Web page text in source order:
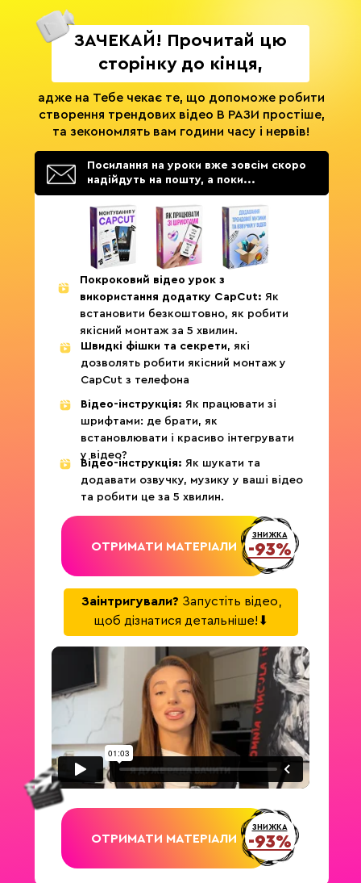
адже на Тебе чекає те, що допоможе робити
створення трендових відео В РАЗИ простіше,
та зекономлять вам години часу і нервів!
Посилання на уроки вже зовсім скоро
надійдуть на пошту, а поки...
ЗАЧЕКАЙ! Прочитай цю
сторінку до кінця,
Заінтригували? Запустіть відео,
щоб дізнатися детальніше!⬇
Відео-інструкція: Як працювати зі
шрифтами: де брати, як
встановлювати і красиво інтегрувати
у відео?
Відео-інструкція: Як шукати та
додавати озвучку, музику у ваші відео
та робити це за 5 хвилин.
Швидкі фішки та секрети, які
дозволять робити якісний монтаж у
CapCut з телефона
Покроковий відео урок з
використання додатку CapCut: Як
встановити безкоштовно, як робити
якісний монтаж за 5 хвилин.
ОТРИМАТИ МАТЕРІАЛИ
ЗНИЖКА
-93%
ОТРИМАТИ МАТЕРІАЛИ
ЗНИЖКА
-93%